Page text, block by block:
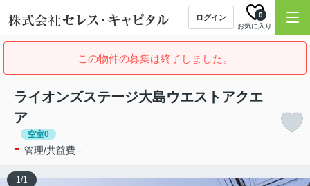
ログイン
お気に入り
0
この物件の募集は終了しました。
ライオンズステージ大島ウエストアクエ
ア
空室0
- 管理/共益費 -
1/1